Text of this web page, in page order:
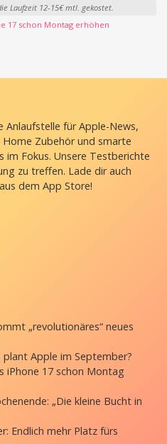
Laufzeit 12-15€ mtl. gekostet.
17 schon Montag erhöhen
für Apple-News,
Home Zubehör und smarte
im Fokus. Unsere Testberichte
zu treffen. Lade dir auch
aus dem App Store!
„revolutionäres“ neues
Apple im September?
iPhone 17 schon Montag
„Die kleine Bucht in
Endlich mehr Platz fürs